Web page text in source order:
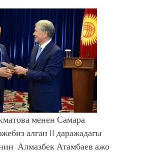
менен Самара
алган II даражадагы
Алмазбек Атамбаев ажо